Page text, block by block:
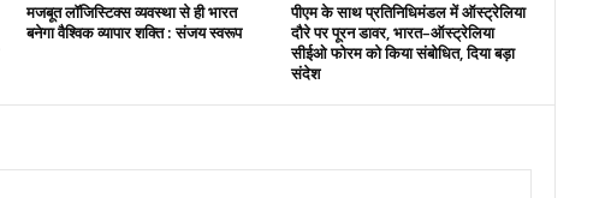
मजबूत लॉजिस्टिक्स व्यवस्था से ही भारत
बनेगा वैश्विक व्यापार शक्ति : संजय स्वरूप
पीएम के साथ प्रतिनिधिमंडल में ऑस्ट्रेलिया
दौरे पर पूरन डावर, भारत–ऑस्ट्रेलिया
सीईओ फोरम को किया संबोधित, दिया बड़ा
संदेश